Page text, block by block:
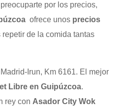
por los precios,
ofrece unos precios
repetir de la comida tantas
Irun, Km 6161. El mejor
Libre en Guipúzcoa.
rey con Asador City Wok